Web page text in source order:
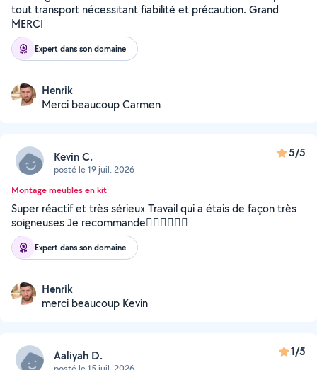
tout transport nécessitant fiabilité et précaution. Grand
MERCI
Expert dans son domaine
Henrik
Merci beaucoup Carmen
Kevin C.
posté le 19 juil. 2026
5/5
Montage meubles en kit
Super réactif et très sérieux Travail qui a étais de façon très
soigneuses Je recommande👍🏻👍🏻👍🏻
Expert dans son domaine
Henrik
merci beaucoup Kevin
Aaliyah D. 1/5